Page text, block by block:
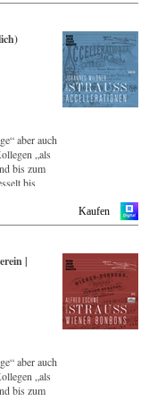
aber auch
„als
bis zum
bis
in
Musik.
des
über
seiner
Kaufen
|
aber auch
„als
bis zum